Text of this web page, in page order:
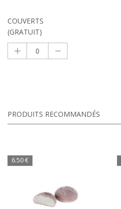
COUVERTS
(GRATUIT)
PRODUITS RECOMMANDÉS
6.50 €